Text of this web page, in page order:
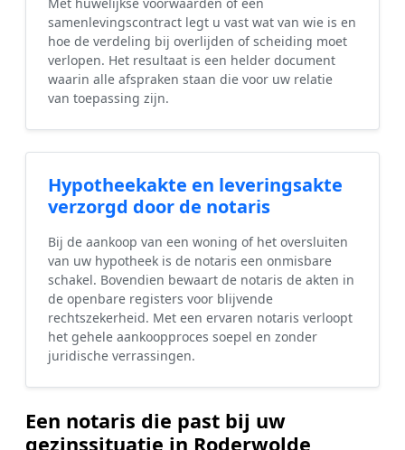
samenlevingscontract legt u vast wat van wie is en
hoe de verdeling bij overlijden of scheiding moet
verlopen. Het resultaat is een helder document
waarin alle afspraken staan die voor uw relatie
van toepassing zijn.
Hypotheekakte en leveringsakte
verzorgd door de notaris
Bij de aankoop van een woning of het oversluiten
van uw hypotheek is de notaris een onmisbare
schakel. Bovendien bewaart de notaris de akten in
de openbare registers voor blijvende
rechtszekerheid. Met een ervaren notaris verloopt
het gehele aankoopproces soepel en zonder
juridische verrassingen.
Een notaris die past bij uw
gezinssituatie in Roderwolde